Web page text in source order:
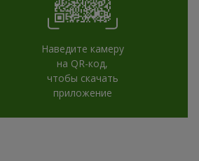
Наведите камеру
на QR-код,
чтобы скачать
приложение